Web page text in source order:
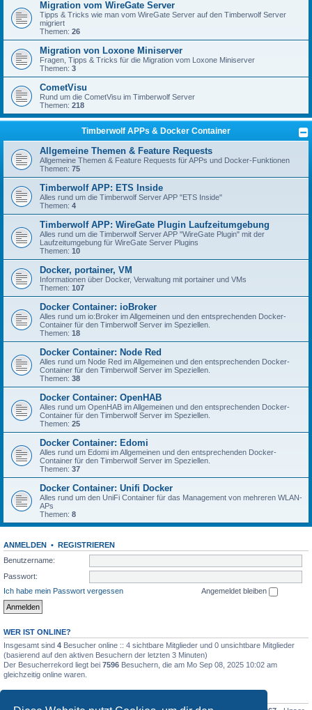
Migration vom WireGate Server
Tipps & Tricks wie man vom WireGate Server auf den Timberwolf Server
migriert
Themen: 26
Migration von Loxone Miniserver
Fragen, Tipps & Tricks für die Migration vom Loxone Miniserver
Themen: 3
CometVisu
Rund um die CometVisu im Timberwolf Server
Themen: 218
Timberwolf APPs & Docker Container
Allgemeine Themen & Feature Requests
Allgemeine Themen & Feature Requests für APPs und Docker-Funktionen
Themen: 75
Timberwolf APP: ETS Inside
Alles rund um die Timberwolf Server APP "ETS Inside"
Themen: 4
Timberwolf APP: WireGate Plugin Laufzeitumgebung
Alles rund um die Timberwolf Server APP "WireGate Plugin" mit der
Laufzeitumgebung für WireGate Server Plugins
Themen: 10
Docker, portainer, VM
Informationen über Docker, Verwaltung mit portainer und VMs
Themen: 107
Docker Container: ioBroker
Alles rund um io:Broker im Allgemeinen und den entsprechenden Docker-
Container für den Timberwolf Server im Speziellen.
Themen: 18
Docker Container: Node Red
Alles rund um Node Red im Allgemeinen und den entsprechenden Docker-
Container für den Timberwolf Server im Speziellen.
Themen: 38
Docker Container: OpenHAB
Alles rund um OpenHAB im Allgemeinen und den entsprechenden Docker-
Container für den Timberwolf Server im Speziellen.
Themen: 25
Docker Container: Edomi
Alles rund um Edomi im Allgemeinen und den entsprechenden Docker-
Container für den Timberwolf Server im Speziellen.
Themen: 37
Docker Container: Unifi Docker
Alles rund um den UniFi Container für das Management von mehreren WLAN-
APs
Themen: 8
ANMELDEN •
REGISTRIEREN
Benutzername:
Passwort:
Ich habe mein Passwort vergessen
Angemeldet bleiben
WER IST ONLINE?
Insgesamt sind 4 Besucher online :: 4 sichtbare Mitglieder und 0 unsichtbare Mitglieder
(basierend auf den aktiven Besuchern der letzten 3 Minuten)
Der Besucherrekord liegt bei 7596 Besuchern, die am Mo Sep 08, 2025 10:02 am
gleichzeitig online waren.